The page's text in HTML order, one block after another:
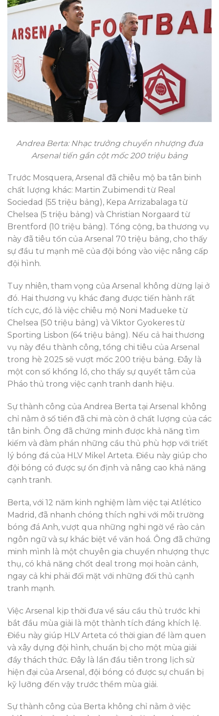
Andrea Berta: Nhạc trưởng chuyển nhượng đưa
Arsenal tiến gần cột mốc 200 triệu bảng
Trước Mosquera, Arsenal đã chiêu mộ ba tân binh
chất lượng khác: Martin Zubimendi từ Real
Sociedad (55 triệu bảng), Kepa Arrizabalaga từ
Chelsea (5 triệu bảng) và Christian Norgaard từ
Brentford (10 triệu bảng). Tổng cộng, ba thương vụ
này đã tiêu tốn của Arsenal 70 triệu bảng, cho thấy
sự đầu tư mạnh mẽ của đội bóng vào việc nâng cấp
đội hình.
Tuy nhiên, tham vọng của Arsenal không dừng lại ở
đó. Hai thương vụ khác đang được tiến hành rất
tích cực, đó là việc chiêu mộ Noni Madueke từ
Chelsea (50 triệu bảng) và Viktor Gyokeres từ
Sporting Lisbon (64 triệu bảng). Nếu cả hai thương
vụ này đều thành công, tổng chi tiêu của Arsenal
trong hè 2025 sẽ vượt mốc 200 triệu bảng. Đây là
một con số khổng lồ, cho thấy sự quyết tâm của
Pháo thủ trong việc cạnh tranh danh hiệu.
Sự thành công của Andrea Berta tại Arsenal không
chỉ nằm ở số tiền đã chi mà còn ở chất lượng của các
tân binh. Ông đã chứng minh được khả năng tìm
kiếm và đàm phán những cầu thủ phù hợp với triết
lý bóng đá của HLV Mikel Arteta. Điều này giúp cho
đội bóng có được sự ổn định và nâng cao khả năng
cạnh tranh.
Berta, với 12 năm kinh nghiệm làm việc tại Atlético
Madrid, đã nhanh chóng thích nghi với môi trường
bóng đá Anh, vượt qua những nghi ngờ về rào cản
ngôn ngữ và sự khác biệt về văn hoá. Ông đã chứng
minh mình là một chuyên gia chuyển nhượng thực
thụ, có khả năng chốt deal trong mọi hoàn cảnh,
ngay cả khi phải đối mặt với những đối thủ cạnh
tranh mạnh.
Việc Arsenal kịp thời đưa về sáu cầu thủ trước khi
bắt đầu mùa giải là một thành tích đáng khích lệ.
Điều này giúp HLV Arteta có thời gian để làm quen
và xây dựng đội hình, chuẩn bị cho một mùa giải
đầy thách thức. Đây là lần đầu tiên trong lịch sử
hiện đại của Arsenal, đội bóng có được sự chuẩn bị
kỹ lưỡng đến vậy trước thềm mùa giải.
Sự thành công của Berta không chỉ nằm ở việc